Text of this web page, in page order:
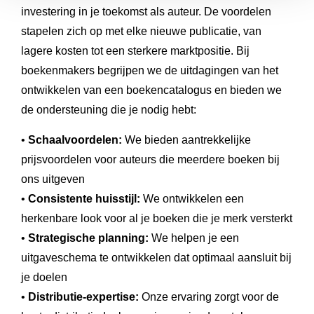
investering in je toekomst als auteur. De voordelen
stapelen zich op met elke nieuwe publicatie, van
lagere kosten tot een sterkere marktpositie. Bij
boekenmakers begrijpen we de uitdagingen van het
ontwikkelen van een boekencatalogus en bieden we
de ondersteuning die je nodig hebt:
• Schaalvoordelen: We bieden aantrekkelijke
prijsvoordelen voor auteurs die meerdere boeken bij
ons uitgeven
• Consistente huisstijl: We ontwikkelen een
herkenbare look voor al je boeken die je merk versterkt
• Strategische planning: We helpen je een
uitgaveschema te ontwikkelen dat optimaal aansluit bij
je doelen
• Distributie-expertise: Onze ervaring zorgt voor de